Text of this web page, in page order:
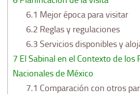
6.1 Mejor época para visitar
6.2 Reglas y regulaciones
6.3 Servicios disponibles y
7 El Sabinal en el Contexto de los
Nacionales de México
7.1 Comparación con otros